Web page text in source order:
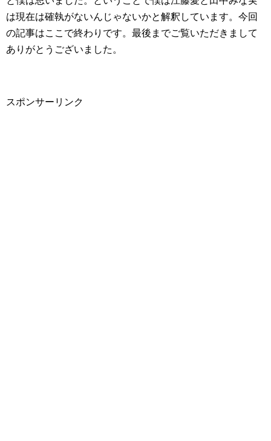
は現在は確執がないんじゃないかと解釈しています。今回
の記事はここで終わりです。最後までご覧いただきまして
ありがとうございました。
スポンサーリンク